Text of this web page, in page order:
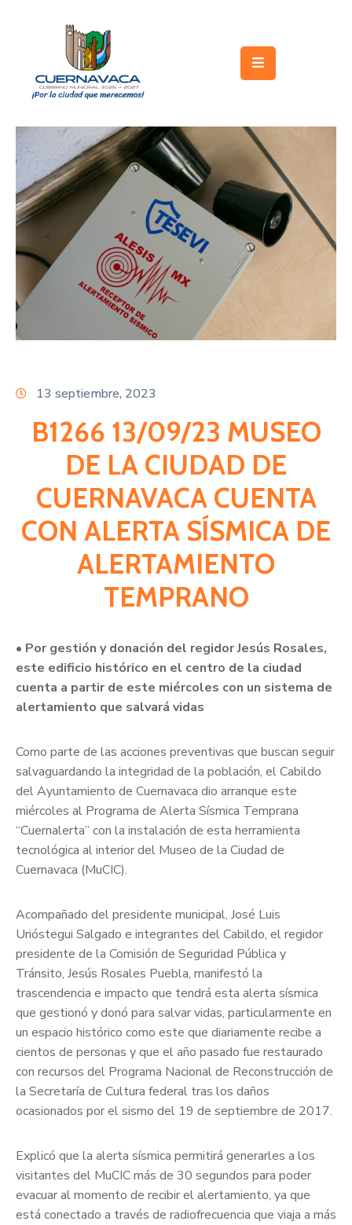
Gobierno
Trámites
y
Servicios
Licitaciones
Transparencia
Directorio
13 septiembre, 2023
B1266 13/09/23 MUSEO
DE LA CIUDAD DE
CUERNAVACA CUENTA
CON ALERTA SÍSMICA DE
ALERTAMIENTO
TEMPRANO
• Por gestión y donación del regidor Jesús Rosales,
este edificio histórico en el centro de la ciudad
cuenta a partir de este miércoles con un sistema de
alertamiento que salvará vidas
Como parte de las acciones preventivas que buscan seguir
salvaguardando la integridad de la población, el Cabildo
del Ayuntamiento de Cuernavaca dio arranque este
miércoles al Programa de Alerta Sísmica Temprana
“Cuernalerta” con la instalación de esta herramienta
tecnológica al interior del Museo de la Ciudad de
Cuernavaca (MuCIC).
Acompañado del presidente municipal, José Luis
Urióstegui Salgado e integrantes del Cabildo, el regidor
presidente de la Comisión de Seguridad Pública y
Tránsito, Jesús Rosales Puebla, manifestó la
trascendencia e impacto que tendrá esta alerta sísmica
que gestionó y donó para salvar vidas, particularmente en
un espacio histórico como este que diariamente recibe a
cientos de personas y que el año pasado fue restaurado
con recursos del Programa Nacional de Reconstrucción de
la Secretaría de Cultura federal tras los daños
ocasionados por el sismo del 19 de septiembre de 2017.
Explicó que la alerta sísmica permitirá generarles a los
visitantes del MuCIC más de 30 segundos para poder
evacuar al momento de recibir el alertamiento, ya que
está conectado a través de radiofrecuencia que viaja a más